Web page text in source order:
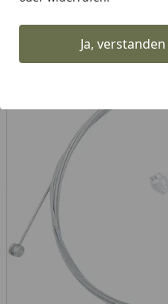
Ja, verstanden
Auto & Zweirad